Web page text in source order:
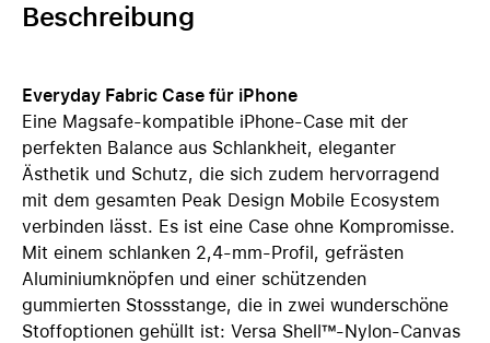
Beschreibung
Everyday Fabric Case für iPhone
Eine Magsafe-kompatible iPhone-Case mit der
perfekten Balance aus Schlankheit, eleganter
Ästhetik und Schutz, die sich zudem hervorragend
mit dem gesamten Peak Design Mobile Ecosystem
verbinden lässt. Es ist eine Case ohne Kompromisse.
Mit einem schlanken 2,4-mm-Profil, gefrästen
Aluminiumknöpfen und einer schützenden
gummierten Stossstange, die in zwei wunderschöne
Stoffoptionen gehüllt ist: Versa Shell™-Nylon-Canvas